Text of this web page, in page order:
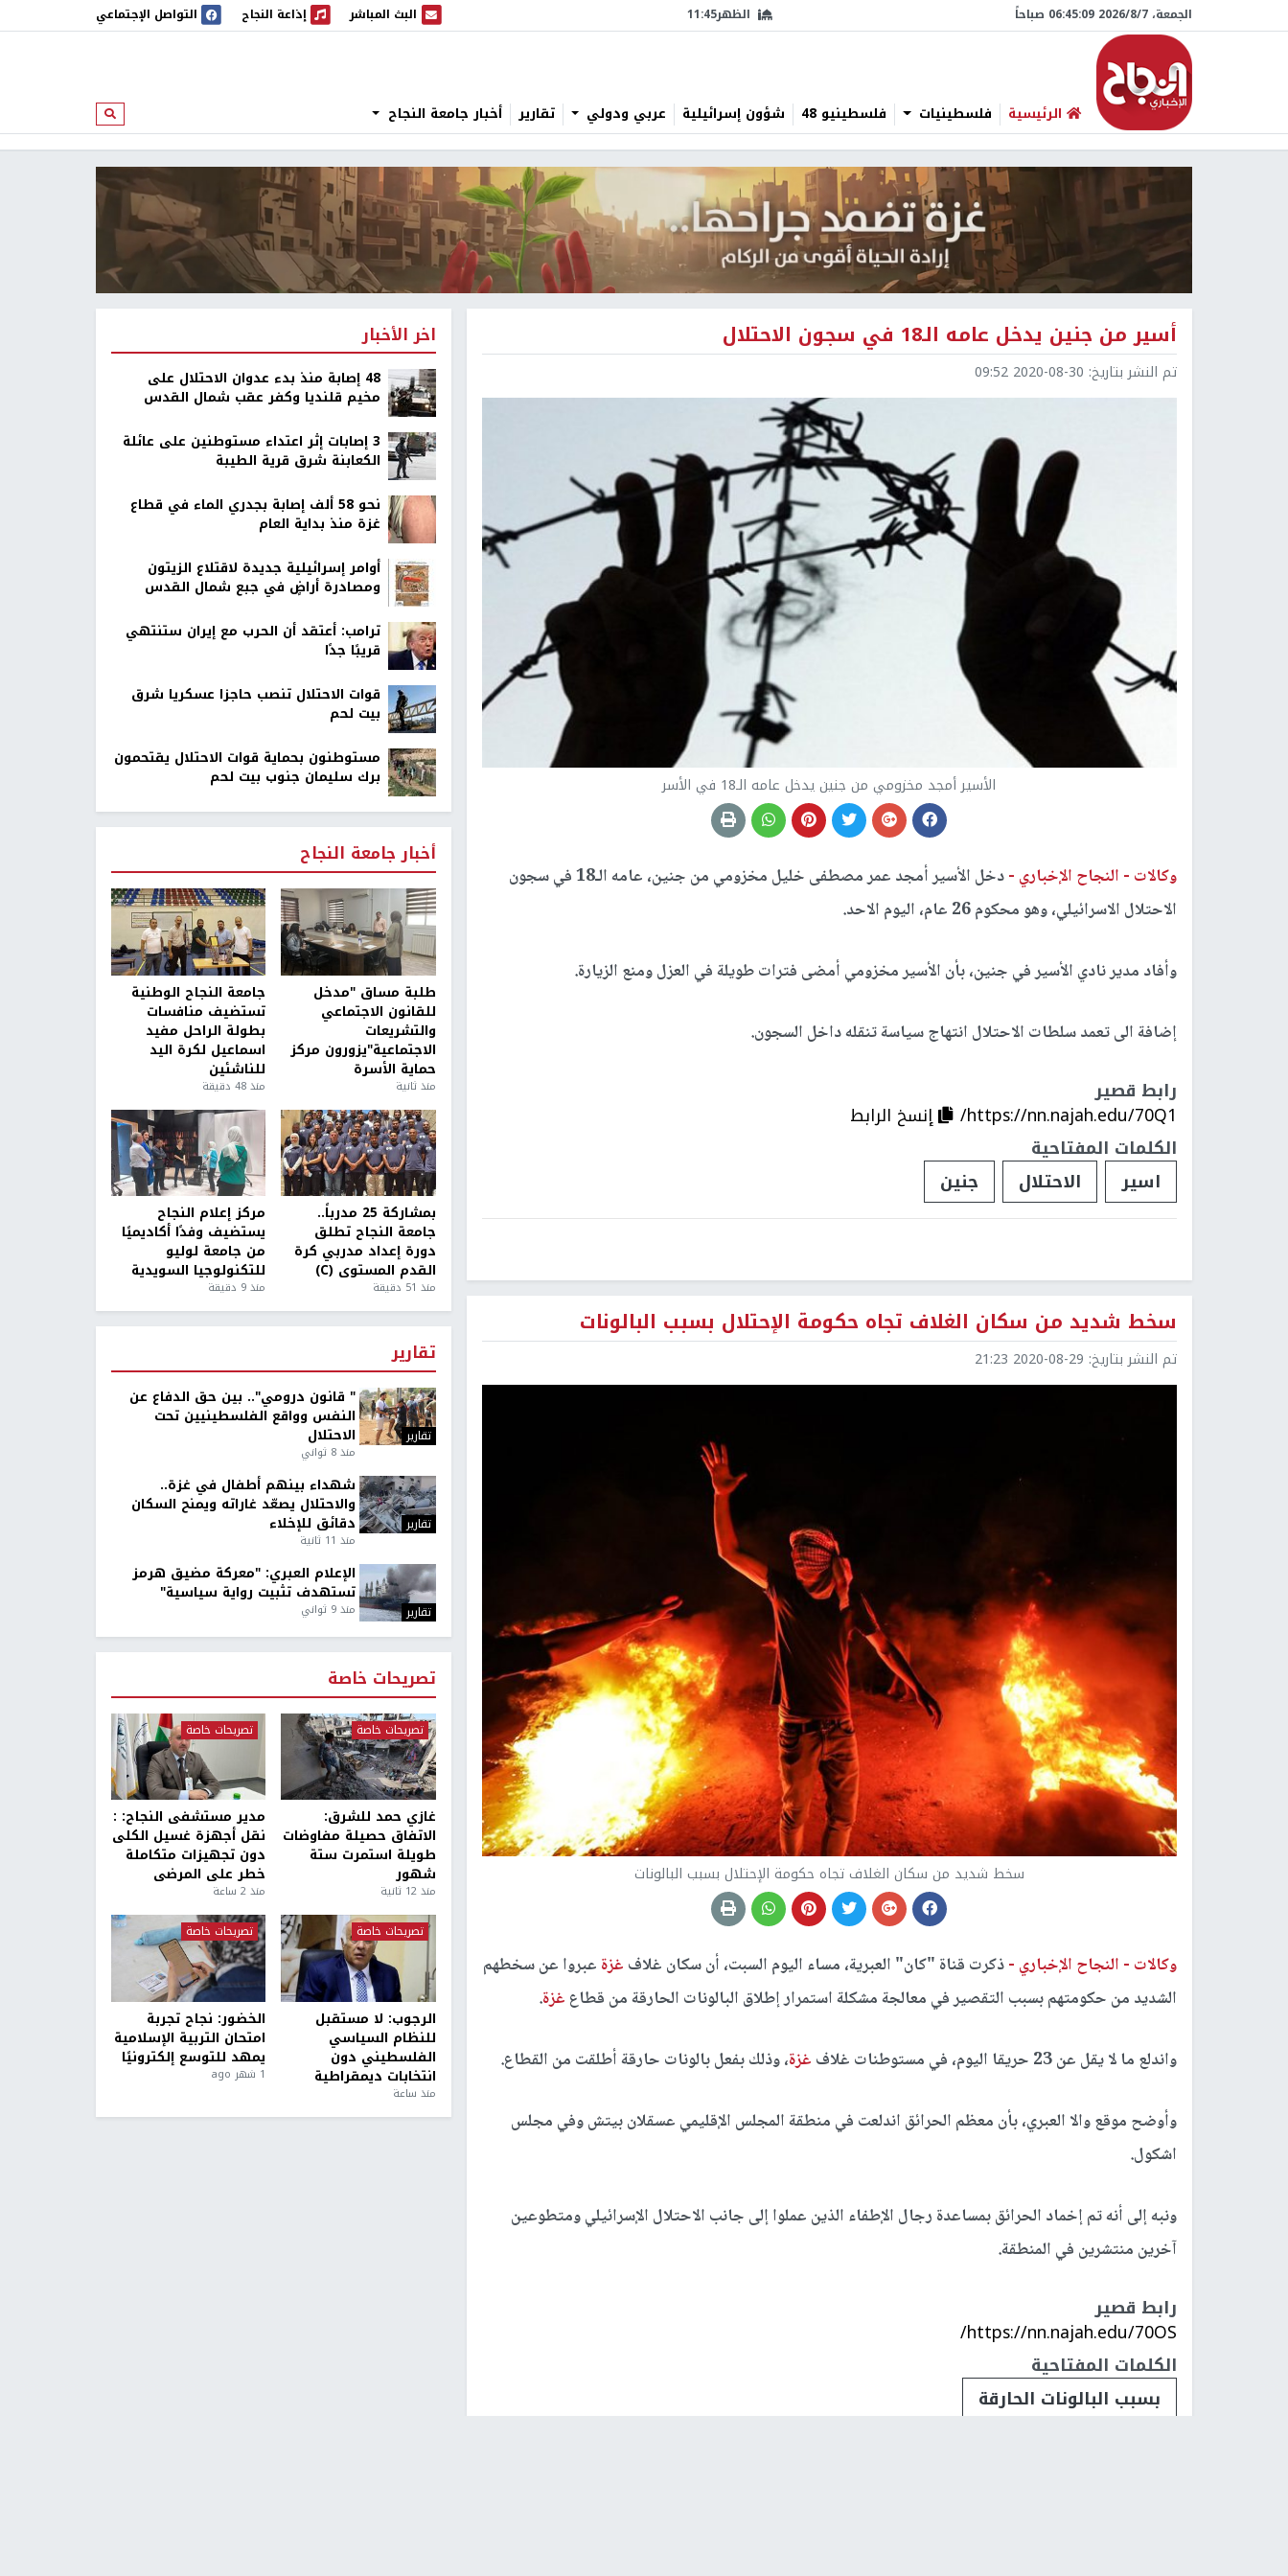
الجمعة، 7/‏8/‏2026 06:45:10 صباحاً الظهر11:45 البث المباشر
البث المباشر إذاعة النجاح
إذاعة النجاح التواصل الإجتماعي
الرئيسية فلسطينيات فلسطينيو 48 شؤون إسرائيلية عربي ودولي تقارير أخبار جامعة النجاح ابحث
أسير من جنين يدخل عامه الـ18 في سجون الاحتلال
تم النشر بتاريخ: 2020-08-30 09:52
الأسير أمجد مخزومي من جنين يدخل عامه الـ18 في الأسر
وكالات - النجاح الإخباري -
دخل الأسير أمجد عمر مصطفى خليل مخزومي من جنين، عامه الـ18 في سجون
الاحتلال الاسرائيلي، وهو محكوم 26 عام، اليوم الاحد.
وأفاد مدير نادي الأسير في جنين، بأن الأسير مخزومي أمضى فترات طويلة في العزل ومنع الزيارة.
إضافة الى تعمد سلطات الاحتلال انتهاج سياسة تنقله داخل السجون.
رابط قصير
https://nn.najah.edu/70Q1/
إنسخ الرابط
الكلمات المفتاحية
اسير
الاحتلال جنين
سخط شديد من سكان الغلاف تجاه حكومة الإحتلال بسبب البالونات
تم النشر بتاريخ: 2020-08-29 21:23
سخط شديد من سكان الغلاف تجاه حكومة الإحتلال بسبب البالونات
وكالات - النجاح الإخباري -ذكرت قناة "كان" العبرية، مساء اليوم السبت، أن سكان غلاف غزة عبروا عن سخطهم
الشديد من حكومتهم بسبب التقصير في معالجة مشكلة استمرار إطلاق البالونات الحارقة من قطاع غزة.
واندلع ما لا يقل عن 23 حريقا اليوم، في مستوطنات غلاف غزة، وذلك بفعل بالونات حارقة أطلقت من القطاع.
وأوضح موقع والا العبري، بأن معظم الحرائق اندلعت في منطقة المجلس الإقليمي عسقلان بيتش وفي مجلس
اشكول.
ونبه إلى أنه تم إخماد الحرائق بمساعدة رجال الإطفاء الذين عملوا إلى جانب الاحتلال الإسرائيلي ومتطوعين
آخرين منتشرين في المنطقة.
رابط قصير
https://nn.najah.edu/70OS/
الكلمات المفتاحية
بسبب البالونات الحارقة
اخر الأخبار
48 إصابة منذ بدء عدوان الاحتلال على
مخيم قلنديا وكفر عقب شمال القدس
‏3 إصابات إثر اعتداء مستوطنين على عائلة
الكعابنة شرق قرية الطيبة
نحو 58 ألف إصابة بجدري الماء في قطاع
غزة منذ بداية العام
أوامر إسرائيلية جديدة لاقتلاع الزيتون
ومصادرة أراضٍ في جبع شمال القدس
ترامب: أعتقد أن الحرب مع إيران ستنتهي
قريبًا جدًا
قوات الاحتلال تنصب حاجزا عسكريا شرق
بيت لحم
مستوطنون بحماية قوات الاحتلال يقتحمون
برك سليمان جنوب بيت لحم
أخبار جامعة النجاح
طلبة مساق "مدخل
للقانون الاجتماعي
والتشريعات
الاجتماعية"يزورون مركز
حماية الأسرة
منذ ثانية
جامعة النجاح الوطنية
تستضيف منافسات
بطولة الراحل مفيد
اسماعيل لكرة اليد
للناشئين
منذ 48 دقيقة
بمشاركة 25 مدرباً..
جامعة النجاح تطلق
دورة إعداد مدربي كرة
القدم المستوى (C)
منذ 51 دقيقة
مركز إعلام النجاح
يستضيف وفدًا أكاديميًا
من جامعة لوليو
للتكنولوجيا السويدية
منذ 9 دقيقة
تقارير
تقارير
" قانون درومي".. بين حق الدفاع عن
النفس وواقع الفلسطينيين تحت
الاحتلال
منذ 8 ثواني
تقارير
شهداء بينهم أطفال في غزة..
والاحتلال يصعّد غاراته ويمنح السكان
دقائق للإخلاء
منذ 11 ثانية
تقارير
الإعلام العبري: "معركة مضيق هرمز
تستهدف تثبيت رواية سياسية"
منذ 9 ثواني
تصريحات خاصة
تصريحات خاصة
غازي حمد للشرق:
الاتفاق حصيلة مفاوضات
طويلة استمرت ستة
شهور
منذ 12 ثانية
تصريحات خاصة
مدير مستشفى النجاح: :
نقل أجهزة غسيل الكلى
دون تجهيزات متكاملة
خطر على المرضى
منذ 2 ساعة
تصريحات خاصة
الرجوب: لا مستقبل
للنظام السياسي
الفلسطيني دون
انتخابات ديمقراطية
منذ ساعة
تصريحات خاصة
الخضور: نجاح تجربة
امتحان التربية الإسلامية
يمهد للتوسع إلكترونيًا
1 شهر ago